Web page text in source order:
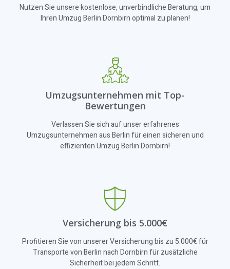
Nutzen Sie unsere kostenlose, unverbindliche Beratung, um
Ihren Umzug Berlin Dornbirn optimal zu planen!
Umzugsunternehmen mit Top-
Bewertungen
Verlassen Sie sich auf unser erfahrenes
Umzugsunternehmen aus Berlin für einen sicheren und
effizienten Umzug Berlin Dornbirn!
Versicherung bis 5.000€
Profitieren Sie von unserer Versicherung bis zu 5.000€ für
Transporte von Berlin nach Dornbirn für zusätzliche
Sicherheit bei jedem Schritt.